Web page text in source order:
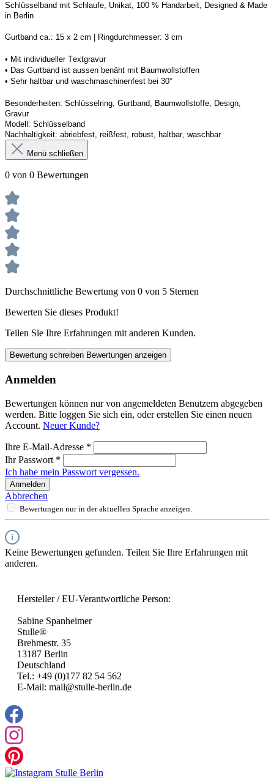
Schlüsselband mit Schlaufe, Unikat, 100 % Handarbeit, Designed & Made
in Berlin
Gurtband ca.: 15 x 2 cm | Ringdurchmesser: 3 cm
• Mit individueller Textgravur
• Das Gurtband ist aussen benäht mit Baumwollstoffen
• Sehr haltbar und waschmaschinenfest bei 30°
Besonderheiten: Schlüsselring, Gurtband, Baumwollstoffe, Design,
Gravur
Modell: Schlüsselband
Nachhaltigkeit: abriebfest, reißfest, robust, haltbar, waschbar
Menü schließen
0 von 0 Bewertungen
Durchschnittliche Bewertung von 0 von 5 Sternen
Bewerten Sie dieses Produkt!
Teilen Sie Ihre Erfahrungen mit anderen Kunden.
Bewertung schreiben Bewertungen anzeigen
Anmelden
Bewertungen können nur von angemeldeten Benutzern abgegeben
werden. Bitte loggen Sie sich ein, oder erstellen Sie einen neuen
Account. Neuer Kunde?
Ihre E-Mail-Adresse *
Ihr Passwort *
Ich habe mein Passwort vergessen.
Anmelden
Abbrechen
Bewertungen nur in der aktuellen Sprache anzeigen.
Keine Bewertungen gefunden. Teilen Sie Ihre Erfahrungen mit
anderen.
Hersteller / EU-Verantwortliche Person:
Sabine Spanheimer
Stulle®
Brehmestr. 35
13187 Berlin
Deutschland
Tel.: +49 (0)177 82 54 562
E-Mail: mail@stulle-berlin.de